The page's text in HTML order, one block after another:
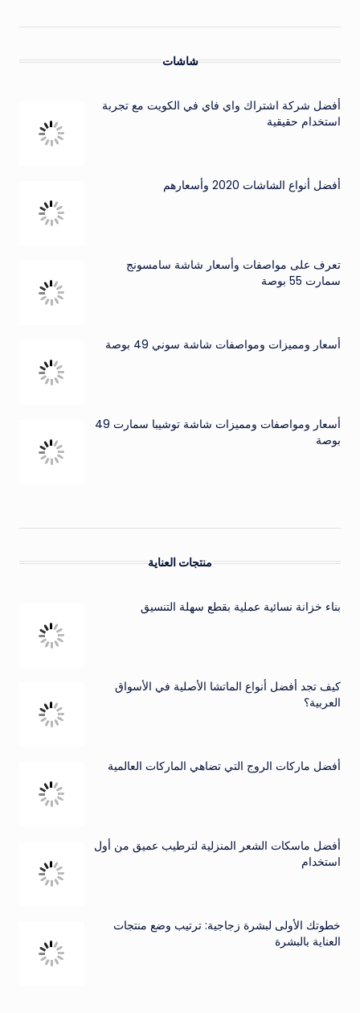
شاشات
أفضل شركة اشتراك واي فاي في الكويت مع تجربة
استخدام حقيقية
أفضل أنواع الشاشات 2020 وأسعارهم
تعرف على مواصفات وأسعار شاشة سامسونج
سمارت 55 بوصة
أسعار ومميزات ومواصفات شاشة سوني 49 بوصة
أسعار ومواصفات ومميزات شاشة توشيبا سمارت 49
بوصة
منتجات العناية
بناء خزانة نسائية عملية بقطع سهلة التنسيق
كيف تجد أفضل أنواع الماتشا الأصلية في الأسواق
العربية؟
أفضل ماركات الروج التي تضاهي الماركات العالمية
أفضل ماسكات الشعر المنزلية لترطيب عميق من أول
استخدام
خطوتك الأولى لبشرة زجاجية: ترتيب وضع منتجات
العناية بالبشرة